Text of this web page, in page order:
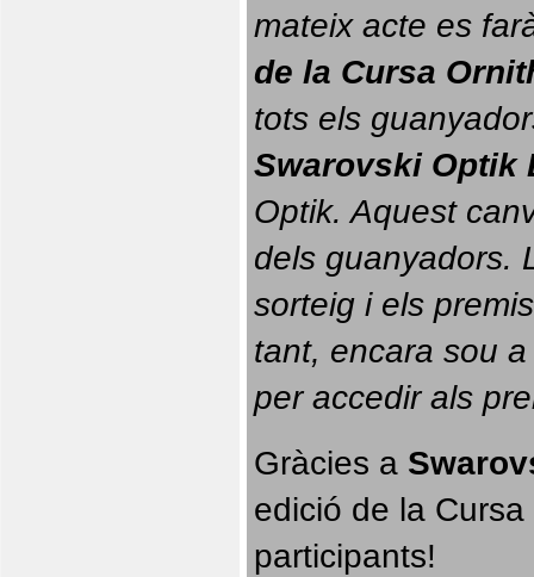
mateix acte es
de la Cursa
tots els
Swarovski Optik
Optik. Aquest
dels guanyadors.
sorteig i els
tant, encara sou
per accedir als
Gràcies a
edició de la
participants!